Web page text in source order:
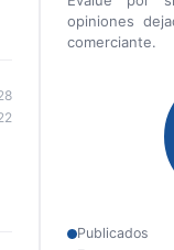
opiniones
comerciante.
Publicados